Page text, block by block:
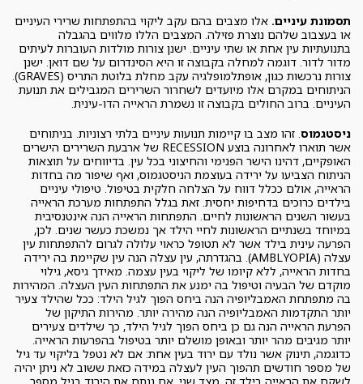
תסמונת עיניים. אלו מצבים בהם עקב ליקוי בהתפתחות שרירי העיניים
או בעצבוב שלהם נוצרת פזילה. המצבים הללו מלווים בהגבלה
בתנועתיות עין אחת או שתי עיניים. ישנן צורות מולדות העוברות לעיתים
מדור לדור. דוגמה למחלה בקבוצה זו היא הסינדרום על שם דואן. ישנן
צורות נרכשות כגון, אופתלמופלגיה עקב מחלת בלוטת התריס (GRAVES).
הניתוחים במקרם אלו מיועדים לשחרור השרירים המגבילים את תנועת
העיניים. ברוב החולים בקבוצה זו נשמרת הראייה הדו-עינית.
ניסטגמוס. זהו מצב בו קיימות תנועות עיניים בלתי רצוניות. בניתוחים
אשר תוארו לאחרונה בוצע RECESSION של ארבעת השרירים הישרים
האופקיים, דהינו הישר הפנימי והחיצוני בכל עין. בדיווחים על תוצאות
הניתוח הצביעו על ירידה בעוצמת הניסטגמוס, ואף שיפור מה בחדות
הראייה, אולם ככלל דווח על הצלחה חלקית בטיפול. טיפולי עיניים
בילדים כרוכים בדחיפות יחסית. זאת בגלל התפתחות מערכת הראייה
בעשור השנים הראשונות לחיים. התפתחות הראייה הנה אינטנסיבית
במיוחד בשנתיים הראשונות לחיי הילד אך נמשכת כעשר שנים. לכן,
הפרעה עינית בילד אשר לא תטופל כראוי עלולה לגרום להתפתחות עין
עצלה (AMBLYOPIA). בהגדרתה, עין עצלה הנה עין שקיימת בה ירידה
בחדות הראייה, ללא קיומו של ליקוי בעין עצמה. מאידך גיסא, גילוי
מוקדם של הבעיה וטיפול בה ימנע את התפתחות העין העצלה. המהירות
בה מתפתחת האמבליופיה הנה ביחס הפוך לגיל הילד: ככל שהילד צעיר
יותר התקדמות האמבליופיה הנה מהירה יותר. מהירות התיקון של
הפרעת הראייה הנה גם כן ביחס הפוך לגיל הילד, כך שילדים צעירים
יותר מגיבים מהר יותר ובאופן מושלם יותר בטיפול בהפרעות הראייה.
כדוגמה, תינוק אשר נולד עם ירוד בעין אחת: אם לא נטפל בליקוי עד גיל
של מספר חודשים תהפוך העין לעצלה במידה כזאת ששוב לא ניתן יהיה